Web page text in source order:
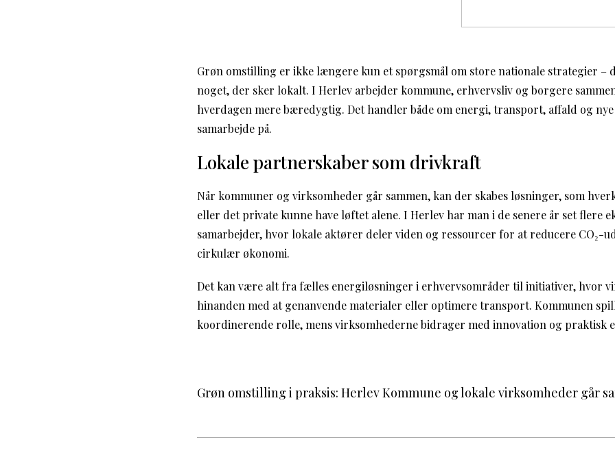
Grøn omstilling er ikke længere kun et spørgsmål om store nationale strategier –
noget, der sker lokalt. I Herlev arbejder kommune, erhvervsliv og borgere
hverdagen mere bæredygtig. Det handler både om energi, transport, affald og
samarbejde på.
Lokale partnerskaber som drivkraft
Når kommuner og virksomheder går sammen, kan der skabes løsninger, som
eller det private kunne have løftet alene. I Herlev har man i de senere år set flere
samarbejder, hvor lokale aktører deler viden og ressourcer for at reducere CO₂-
cirkulær økonomi.
Det kan være alt fra fælles energiløsninger i erhvervsområder til initiativer, hvor
hinanden med at genanvende materialer eller optimere transport. Kommunen
koordinerende rolle, mens virksomhederne bidrager med innovation og praktisk
Grøn omstilling i praksis: Herlev Kommune og lokale virksomheder går